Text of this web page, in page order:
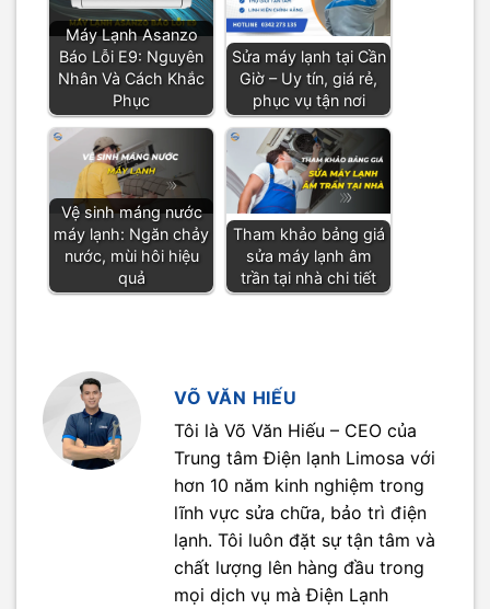
Máy Lạnh Asanzo
Báo Lỗi E9: Nguyên
Nhân Và Cách Khắc
Phục
Sửa máy lạnh tại Cần
Giờ – Uy tín, giá rẻ,
phục vụ tận nơi
Vệ sinh máng nước
máy lạnh: Ngăn chảy
nước, mùi hôi hiệu
quả
Tham khảo bảng giá
sửa máy lạnh âm
trần tại nhà chi tiết
VÕ VĂN HIẾU
Tôi là Võ Văn Hiếu – CEO của
Trung tâm Điện lạnh Limosa với
hơn 10 năm kinh nghiệm trong
lĩnh vực sửa chữa, bảo trì điện
lạnh. Tôi luôn đặt sự tận tâm và
chất lượng lên hàng đầu trong
mọi dịch vụ mà Điện Lạnh